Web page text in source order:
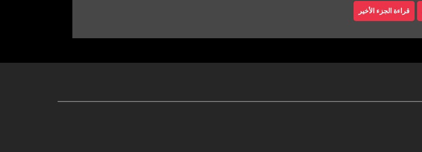
قراءة الجزء الأخير